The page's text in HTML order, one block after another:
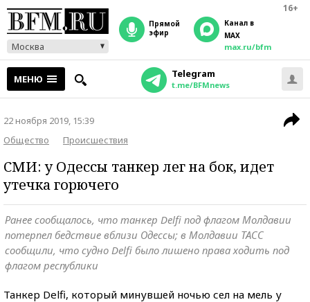
16+
Москва
прямой
эфир
Канал в
MAX
max.ru/bfm
МЕНЮ Telegram
t.me/BFMnews
22 ноября 2019, 15:39
Общество
Происшествия
СМИ: у Одессы танкер лег на бок, идет
утечка горючего
Ранее сообщалось, что танкер Delfi под флагом Молдавии
потерпел бедствие вблизи Одессы; в Молдавии ТАСС
сообщили, что судно Delfi было лишено права ходить под
флагом республики
Танкер Delfi, который минувшей ночью сел на мель у